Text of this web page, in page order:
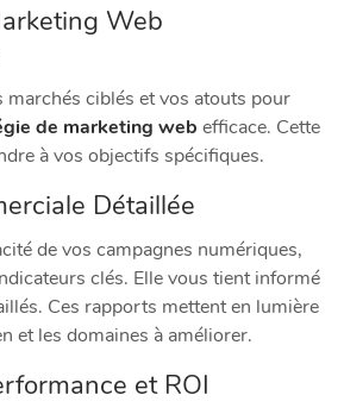
Web
marchés ciblés et vos atouts pour
de marketing web efficace. Cette
à vos objectifs spécifiques.
Détaillée
de vos campagnes numériques,
clés. Elle vous tient informé
Ces rapports mettent en lumière
et les domaines à améliorer.
et ROI